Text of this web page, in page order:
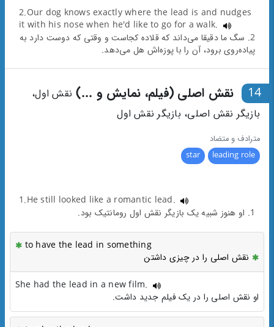
2.Our dog knows exactly where the lead is and nudges
it with his nose when he'd like to go for a walk.
2. سگ ما دقیقا می‌داند که قلاده کجاست و وقتی که دوست دارد به
پیاده‌روی برود، آن را با پوزه‌اش هل می‌دهد.
14 نقش اصلی (فیلم، نمایش و ...) نقش اول،
بازیگر نقش اصلی، بازیگر نقش اول
مترادف و متضاد
leading role
star
1.He still looked like a romantic lead.
1. او هنوز شبیه یک بازیگر نقش اول رومانتیک بود.
to have the lead in something
نقش اصلی را در چیزی داشتن
She had the lead in a new film.
او نقش اصلی را در یک فیلم جدید داشت.